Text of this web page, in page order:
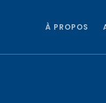
À PROPOS